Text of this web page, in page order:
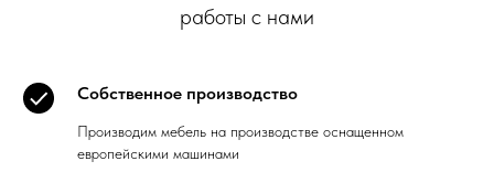
работы с нами
Собственное производство
Производим мебель на производстве оснащенном
европейскими машинами